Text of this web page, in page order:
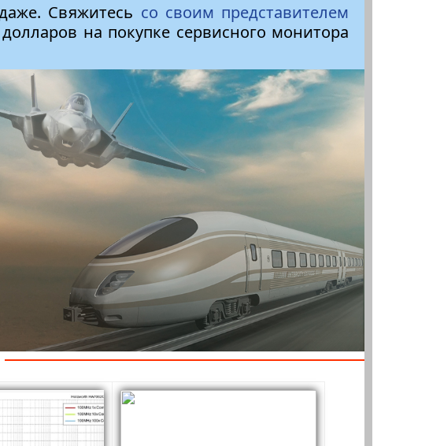
Свяжитесь со своим представителем
на покупке сервисного монитора